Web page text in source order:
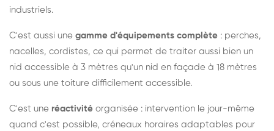
industriels.
C'est aussi une gamme d'équipements complète : perches,
nacelles, cordistes, ce qui permet de traiter aussi bien un
nid accessible à 3 mètres qu'un nid en façade à 18 mètres
ou sous une toiture difficilement accessible.
C'est une réactivité organisée : intervention le jour-même
quand c'est possible, créneaux horaires adaptables pour